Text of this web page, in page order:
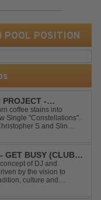
POSITION
PROJECT -
coffee stains into
Single "Constellations".
S and Slin
GET BUSY (CLUB
of DJ and
by the vision to
culture and